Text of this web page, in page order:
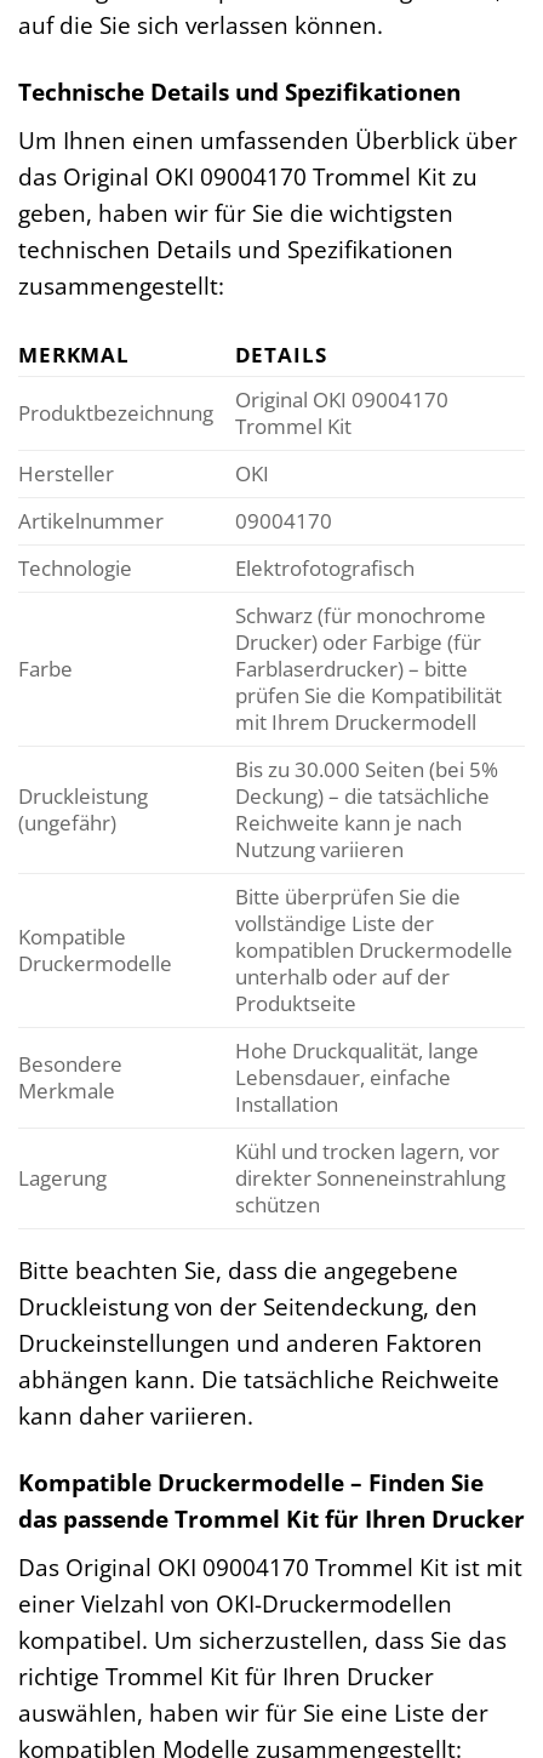
auf die Sie sich verlassen können.
Technische Details und Spezifikationen
Um Ihnen einen umfassenden Überblick über
das Original OKI 09004170 Trommel Kit zu
geben, haben wir für Sie die wichtigsten
technischen Details und Spezifikationen
zusammengestellt:
MERKMAL DETAILS
Produktbezeichnung
Original OKI 09004170
Trommel Kit
Hersteller
OKI
Artikelnummer
09004170
Technologie
Elektrofotografisch
Farbe
Schwarz (für monochrome
Drucker) oder Farbige (für
Farblaserdrucker) – bitte
prüfen Sie die Kompatibilität
mit Ihrem Druckermodell
Druckleistung
(ungefähr)
Bis zu 30.000 Seiten (bei 5%
Deckung) – die tatsächliche
Reichweite kann je nach
Nutzung variieren
Kompatible
Druckermodelle
Bitte überprüfen Sie die
vollständige Liste der
kompatiblen Druckermodelle
unterhalb oder auf der
Produktseite
Besondere
Merkmale
Hohe Druckqualität, lange
Lebensdauer, einfache
Installation
Lagerung
Kühl und trocken lagern, vor
direkter Sonneneinstrahlung
schützen
Bitte beachten Sie, dass die angegebene
Druckleistung von der Seitendeckung, den
Druckeinstellungen und anderen Faktoren
abhängen kann. Die tatsächliche Reichweite
kann daher variieren.
Kompatible Druckermodelle – Finden Sie
das passende Trommel Kit für Ihren Drucker
Das Original OKI 09004170 Trommel Kit ist mit
einer Vielzahl von OKI-Druckermodellen
kompatibel. Um sicherzustellen, dass Sie das
richtige Trommel Kit für Ihren Drucker
auswählen, haben wir für Sie eine Liste der
kompatiblen Modelle zusammengestellt: